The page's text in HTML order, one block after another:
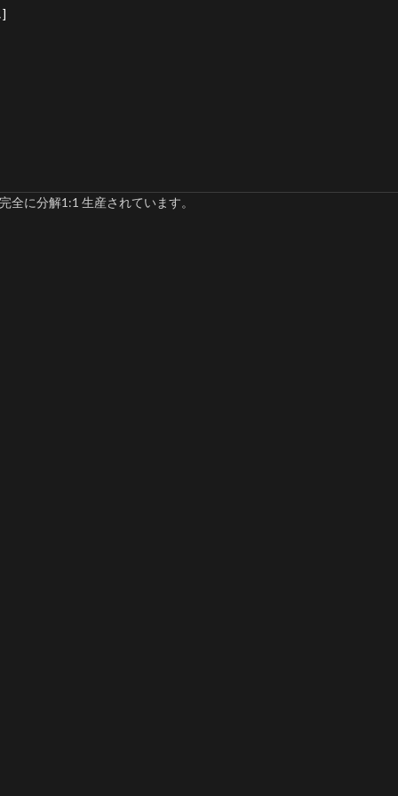
に分解1:1 生産されています。